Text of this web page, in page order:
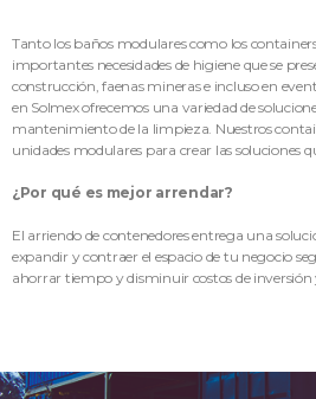
Tanto los baños modulares como los
importantes necesidades de higiene que se
construcción, faenas mineras e incluso en
en Solmex ofrecemos una variedad de
mantenimiento de la limpieza. Nuestros
unidades modulares para crear las soluciones
¿Por qué es mejor arrendar?
El arriendo de contenedores entrega una
expandir y contraer el espacio de tu negocio
ahorrar tiempo y disminuir costos de inversión